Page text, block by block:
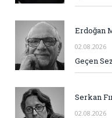
Erdoğan
02.08.2026
Geçen
Serkan
02.08.2026